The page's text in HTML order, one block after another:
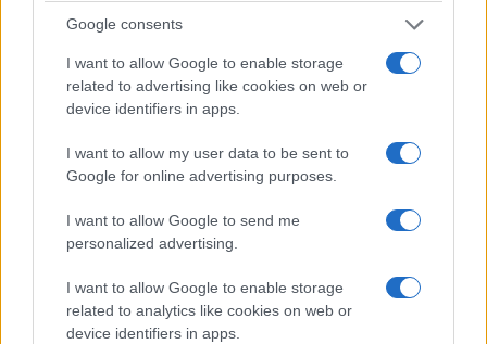
Google consents
I want to allow Google to enable storage
related to advertising like cookies on web or
device identifiers in apps.
I want to allow my user data to be sent to
Google for online advertising purposes.
I want to allow Google to send me
personalized advertising.
I want to allow Google to enable storage
related to analytics like cookies on web or
device identifiers in apps.
ΕΛΛΑΔΑ
μεταφέρθηκε το φωτογραφικό αρχείο του Γιάννη
Κυριακίδη